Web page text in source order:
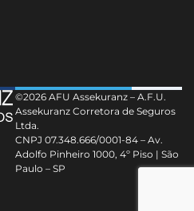
©2026 AFU Assekuranz – A.F.U.
Assekuranz Corretora de Seguros
Ltda.
CNPJ 07.348.666/0001-84 – Av.
Adolfo Pinheiro 1000, 4º Piso | São
Paulo – SP